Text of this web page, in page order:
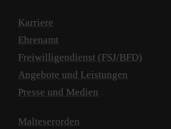
Karriere
Ehrenamt
Freiwilligendienst (FSJ/BFD)
Angebote und Leistungen
Presse und Medien
Malteserorden